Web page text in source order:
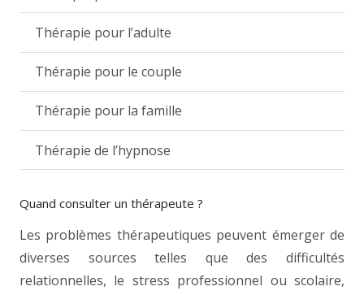
Thérapie pour l’adulte
Thérapie pour le couple
Thérapie pour la famille
Thérapie de l’hypnose
Quand consulter un thérapeute ?
Les problèmes thérapeutiques peuvent émerger de
diverses sources telles que des difficultés
relationnelles, le stress professionnel ou scolaire,